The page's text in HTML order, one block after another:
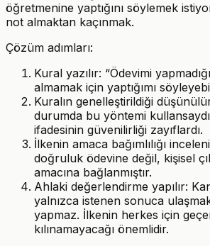
öğretmenine yaptığını söylemek
not almaktan kaçınmak.
Çözüm adımları:
Kural yazılır: “Ödevimi
almamak için yaptığımı
Kuralın genelleştirildiği
durumda bu yöntemi
ifadesinin güvenilirliği zayıflardı.
İlkenin amaca bağımlılığı
doğruluk ödevine değil, kişisel
amacına bağlanmıştır.
Ahlaki değerlendirme yapılır:
yalnızca istenen sonuca
yapmaz. İlkenin herkes için
kılınamayacağı önemlidir.